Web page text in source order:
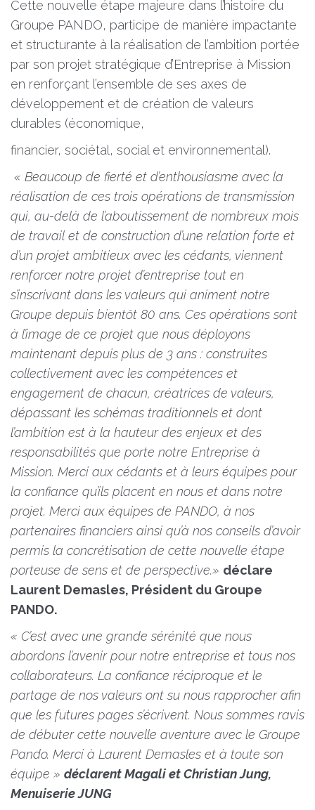
Cette nouvelle étape majeure dans l’histoire du
Groupe PANDO, participe de manière impactante
et structurante à la réalisation de l’ambition portée
par son projet stratégique d’Entreprise à Mission
en renforçant l’ensemble de ses axes de
développement et de création de valeurs
durables (économique,
financier, sociétal, social et environnemental).
« Beaucoup de fierté et d’enthousiasme avec la
réalisation de ces trois opérations de transmission
qui, au-delà de l’aboutissement de nombreux mois
de travail et de construction d’une relation forte et
d’un projet ambitieux avec les cédants, viennent
renforcer notre projet d’entreprise tout en
s’inscrivant dans les valeurs qui animent notre
Groupe depuis bientôt 80 ans. Ces opérations sont
à l’image de ce projet que nous déployons
maintenant depuis plus de 3 ans : construites
collectivement avec les compétences et
engagement de chacun, créatrices de valeurs,
dépassant les schémas traditionnels et dont
l’ambition est à la hauteur des enjeux et des
responsabilités que porte notre Entreprise à
Mission. Merci aux cédants et à leurs équipes pour
la confiance qu’ils placent en nous et dans notre
projet. Merci aux équipes de PANDO, à nos
partenaires financiers ainsi qu’à nos conseils d’avoir
permis la concrétisation de cette nouvelle étape
porteuse de sens et de perspective.» déclare
Laurent Demasles, Président du Groupe
PANDO.
« C’est avec une grande sérénité que nous
abordons l’avenir pour notre entreprise et tous nos
collaborateurs. La confiance réciproque et le
partage de nos valeurs ont su nous rapprocher afin
que les futures pages s’écrivent. Nous sommes ravis
de débuter cette nouvelle aventure avec le Groupe
Pando. Merci à Laurent Demasles et à toute son
équipe » déclarent Magali et Christian Jung,
Menuiserie JUNG